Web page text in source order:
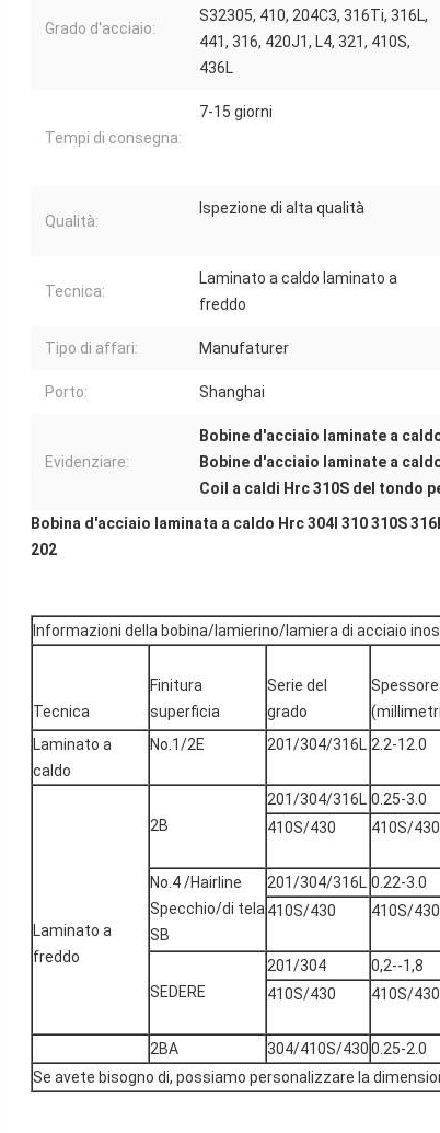
Grado d'acciaio:
S32305, 410, 204C3, 316Ti, 316L,
441, 316, 420J1, L4, 321, 410S,
436L
Tempi di consegna:
7-15 giorni
Qualità:
Ispezione di alta qualità
Tecnica:
Laminato a caldo laminato a
freddo
Tipo di affari: Manufaturer
Porto: Shanghai
Evidenziare:
Bobine d'acciaio laminate a
Bobine d'acciaio laminate a
Coil a caldi Hrc 310S del tondo
Bobina d'acciaio laminata a caldo Hrc 304l 310 310S
202
Informazioni della bobina/lamierino/lamiera di acciaio
Tecnica
Finitura
superficia
Serie del
grado
Spessore
Laminato a
caldo
No.1/2E 201/304/316L 2.2-12.0
Laminato a
freddo
2B
201/304/316L 0.25-3.0
410S/430
410S/430
No.4 /Hairline
Specchio/di tela
SB
201/304/316L 0.22-3.0
410S/430
410S/430
SEDERE
201/304 0,2--1,8
410S/430
410S/430
2BA 304/410S/4300.25-2.0
Se avete bisogno di, possiamo personalizzare la